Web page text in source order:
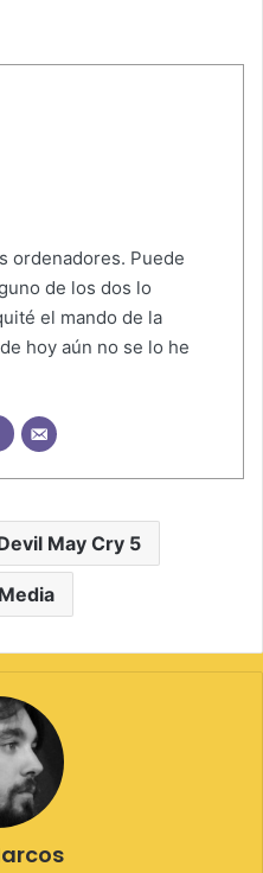
ordenadores. Puede
de los dos lo
el mando de la
hoy aún no se lo he
May Cry 5